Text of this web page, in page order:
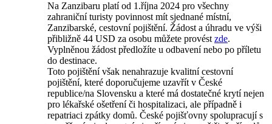
Na Zanzibaru platí od 1.října 2024 pro všechny
zahraniční turisty povinnost mít sjednané místní,
Zanzibarské, cestovní pojištění. Žádost a úhradu ve výši
přibližně 44 USD za osobu můžete provéstzde.
Vyplněnou žádost předložíte u odbavení nebo po příletu
do destinace.
Toto pojištění však nenahrazuje kvalitní cestovní
pojištění, které doporučujeme uzavřít v České
republice/na Slovensku a které má dostatečné krytí nejen
pro lékařské ošetření či hospitalizaci, ale případně i
repatriaci zpátky domů. České pojišťovny spolupracují s